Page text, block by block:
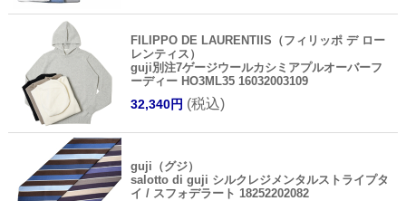
FILIPPO DE LAURENTIIS（フィリッポ デ ロー
レンティス）
guji別注7ゲージウールカシミアプルオーバーフ
ーディー HO3ML35 16032003109
32,340円 (税込)
guji（グジ）
salotto di guji シルクレジメンタルストライプタ
イ / スフォデラート 18252202082